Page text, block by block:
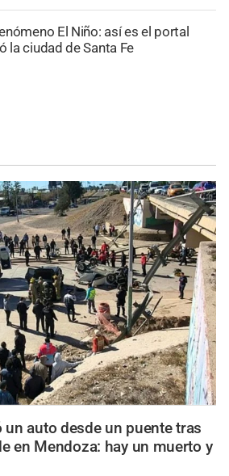
El Niño: así es el portal
la ciudad de Santa Fe
un auto desde un puente tras
en Mendoza: hay un muerto y